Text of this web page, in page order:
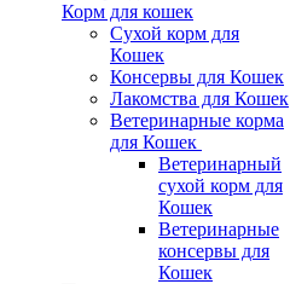
Корм для кошек
Сухой корм для
Кошек
Консервы для Кошек
Лакомства для Кошек
Ветеринарные корма
для Кошек
Ветеринарный
сухой корм для
Кошек
Ветеринарные
консервы для
Кошек